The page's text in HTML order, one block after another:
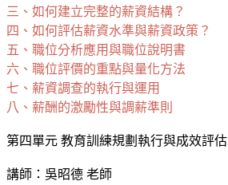
三、如何建立完整的薪資結構？
四、如何評估薪資水準與薪資政策？
五、職位分析應用與職位說明書
六、職位評價的重點與量化方法
七、薪資調查的執行與運用
八、薪酬的激勵性與調薪準則
第四單元 教育訓練規劃執行與成效評估
講師：吳昭德 老師